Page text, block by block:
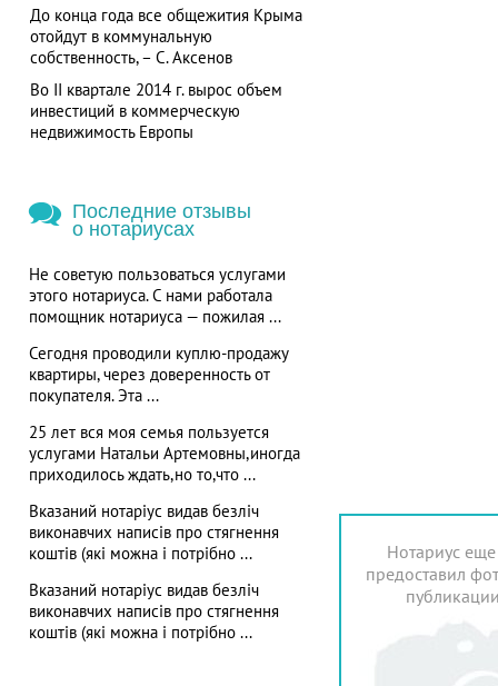
До конца года все общежития Крыма
отойдут в коммунальную
собственность, – С. Аксенов
Во II квартале 2014 г. вырос объем
инвестиций в коммерческую
недвижимость Европы
Последние отзывы
о нотариусах
Не советую пользоваться услугами
этого нотариуса. С нами работала
помощник нотариуса — пожилая ...
Сегодня проводили куплю-продажу
квартиры, через доверенность от
покупателя. Эта ...
25 лет вся моя семья пользуется
услугами Натальи Артемовны,иногда
приходилось ждать,но то,что ...
Вказаний нотаріус видав безліч
виконавчих написів про стягнення
коштів (які можна і потрібно ...
Вказаний нотаріус видав безліч
виконавчих написів про стягнення
коштів (які можна і потрібно ...
Нотариус
предоставил